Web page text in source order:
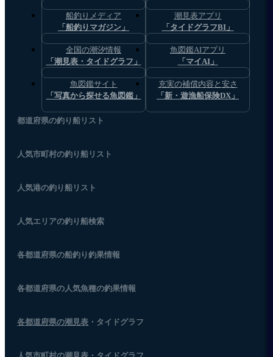
船釣りメディア
「船釣りマガジン」
潮見表アプリ
「タイドグラフBI」
全国の潮汐情報
「潮見表・タイドグラフ」
魚図鑑AIアプリ
「マイAI」
魚図鑑サイト
「写真から探せる魚図鑑」
充実の補償内容と安さ
「新・遊漁船保険DX」
都道府県の釣り船リスト
人気市町村の釣り船リスト
人気港の釣り船リスト
人気エリアの釣り船検索
各都道府県の船釣り釣果情報
各都道府県の人気魚種の釣果情報
各都道府県の潮見表 ・タイドグラフ